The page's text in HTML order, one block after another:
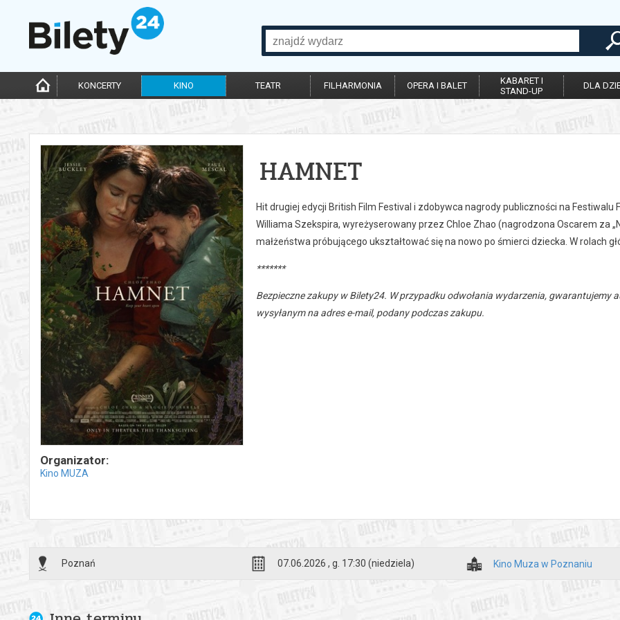
KONCERTY KINO TEATR FILHARMONIA OPERA I BALET
KABARET I
STAND-UP
DLA
Organizator:
Kino MUZA
HAMNET
Hit drugiej edycji British Film Festival i zdobywca nagrody publiczności na
Williama Szekspira, wyreżyserowany przez Chloe Zhao (nagrodzona Oscarem za
małżeństwa próbującego ukształtować się na nowo po śmierci dziecka. W rolach
*******
Bezpieczne zakupy w Bilety24. W przypadku odwołania wydarzenia,
wysyłanym na adres e-mail, podany podczas zakupu.
Poznań 07.06.2026 , g. 17:30 (niedziela) Kino Muza w Poznaniu